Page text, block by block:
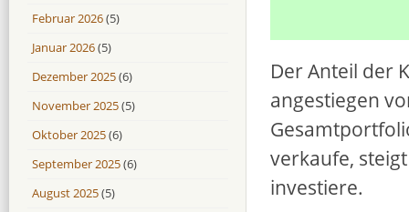
Der Anteil der
angestiegen
verkaufe,
investiere.
Februar 2026(5)
Januar 2026(5)
Dezember 2025(6)
November 2025(5)
Oktober 2025(6)
September 2025(6)
August 2025(5)